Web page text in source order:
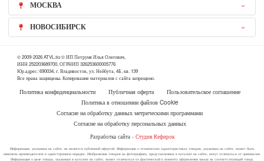
МОСКВА
НОВОСИБИРСК
© 2009-2026 ATVL.su © ИП Петруня Илья Олегович,
ИНН 252203689700, ОГРНИП 326253600005776
Юр.адрес: 690034, г. Владивосток, ул. Нейбута, 4Б, кв. 139
Все права защищены. Копирование материалов с сайта запрещено.
Политика конфиденциальности Публичная оферта
Пользовательское соглашение
Политика в отношении файлов Cookie
Согласие на обработку данных метрическими программами
Согласие на обработку персональных данных
Разработка сайта - Студия Кефирок
Информация, указанная на сайте, не является публичной офертой. Информация о технических характеристиках товаров, указанная на сайте, может быть
изменена производителем в одностороннем порядке. Изображения товаров на фотографиях, представленных в каталоге на сайте, могут отличаться от оригиналов.
Информация о цене товара, указанная в каталоге на сайте, может отличаться от фактической к моменту оформления заказа на соответствующий товар.